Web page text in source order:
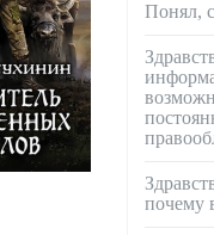
Понял,
почему